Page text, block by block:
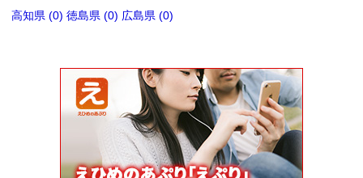
高知県 (0) 徳島県 (0) 広島県 (0)